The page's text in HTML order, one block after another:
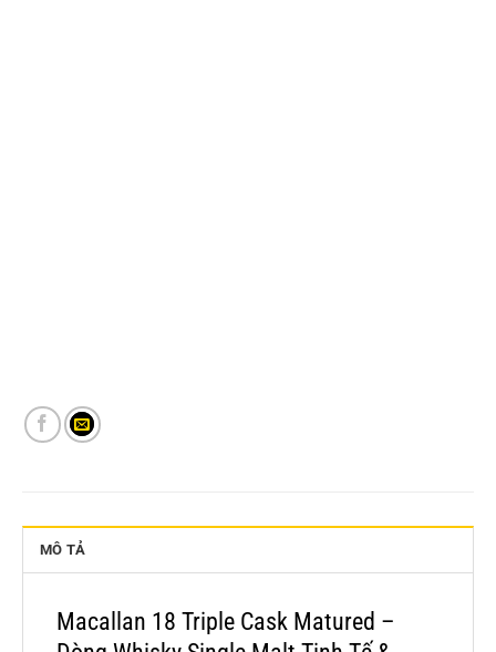
MÔ TẢ
Macallan 18 Triple Cask Matured –